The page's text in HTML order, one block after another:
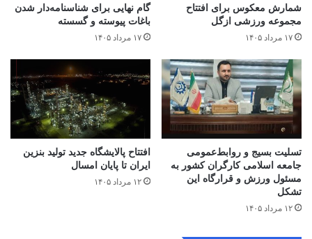
شمارش معکوس برای افتتاح
مجموعه ورزشی ازگل
۱۷ مرداد ۱۴۰۵
گام نهایی برای شناسنامه‌دار شدن
باغات پیوسته و گسسته
۱۷ مرداد ۱۴۰۵
تسلیت بسیج و روابط‌عمومی
جامعه اسلامی کارگران کشور به
مسئول ورزش و قرارگاه این
تشکل
۱۲ مرداد ۱۴۰۵
افتتاح ‌پالایشگاه جدید تولید بنزین
ایران تا پایان امسال
۱۲ مرداد ۱۴۰۵